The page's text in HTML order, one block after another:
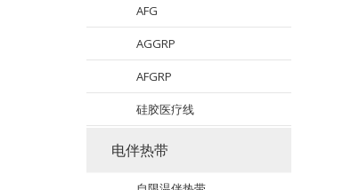
AFG
AGGRP
AFGRP
硅胶医疗线
电伴热带